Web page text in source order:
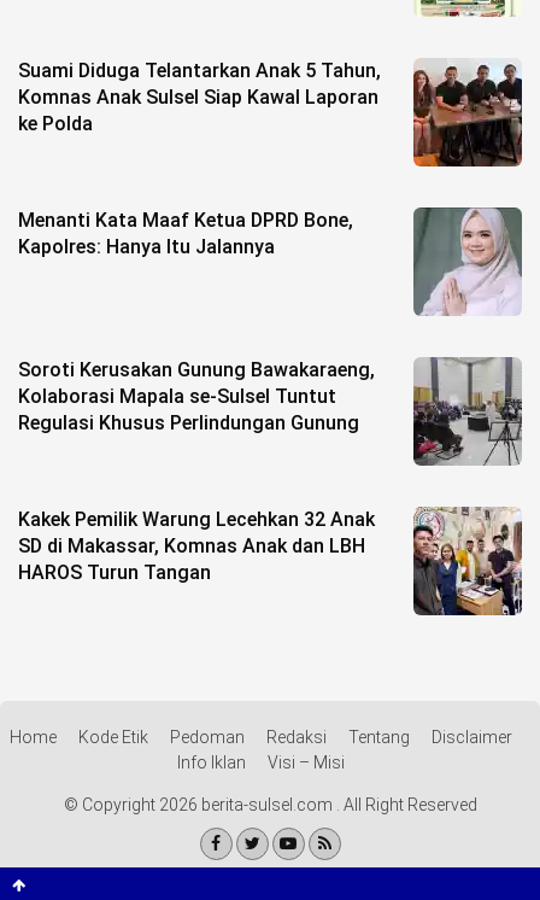
Suami Diduga Telantarkan Anak 5 Tahun,
Komnas Anak Sulsel Siap Kawal Laporan
ke Polda
Menanti Kata Maaf Ketua DPRD Bone,
Kapolres: Hanya Itu Jalannya
Soroti Kerusakan Gunung Bawakaraeng,
Kolaborasi Mapala se-Sulsel Tuntut
Regulasi Khusus Perlindungan Gunung
Kakek Pemilik Warung Lecehkan 32 Anak
SD di Makassar, Komnas Anak dan LBH
HAROS Turun Tangan
Home Kode Etik Pedoman Redaksi Tentang
Disclaimer
Info Iklan
Visi – Misi
© Copyright 2026 berita-sulsel.com . All Right Reserved